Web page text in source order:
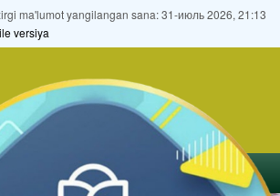
ma'lumot yangilangan sana: 31-июль 2026, 21:13
versiya